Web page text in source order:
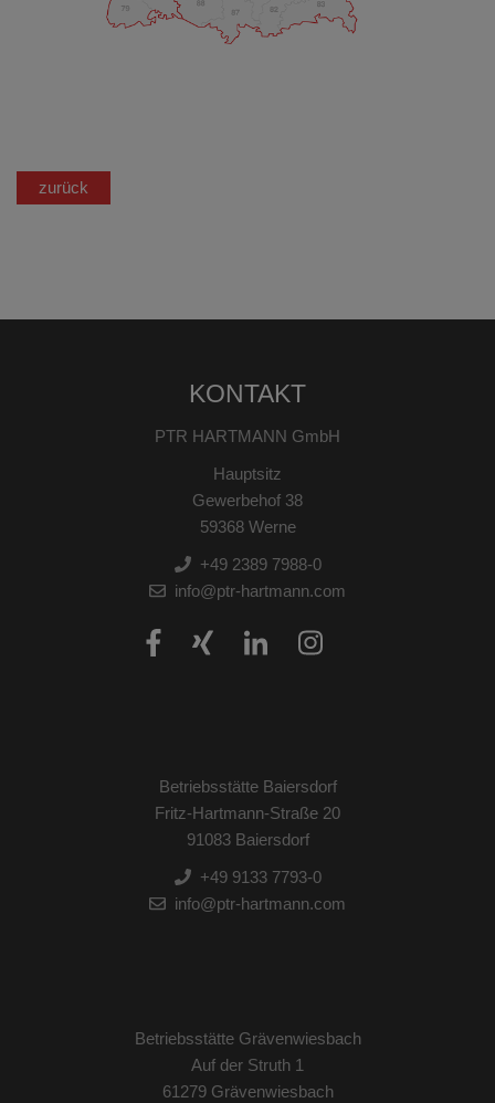
zurück
KONTAKT
PTR HARTMANN GmbH
Hauptsitz
Gewerbehof 38
59368 Werne
+49 2389 7988-0
info@ptr-hartmann.com
Betriebsstätte Baiersdorf
Fritz-Hartmann-Straße 20
91083 Baiersdorf
+49 9133 7793-0
info@ptr-hartmann.com
Betriebsstätte Grävenwiesbach
Auf der Struth 1
61279 Grävenwiesbach